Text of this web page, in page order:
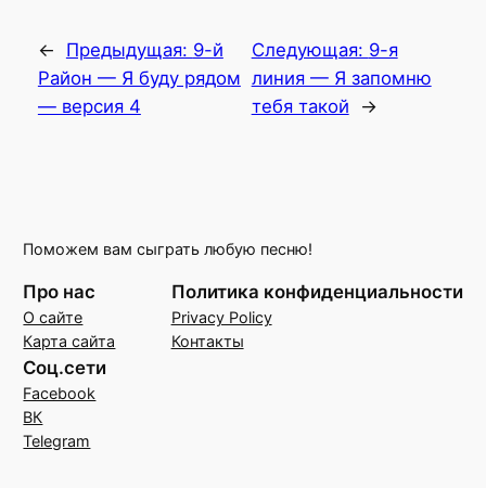
← Предыдущая: 9-й
Район — Я буду рядом
— версия 4
Следующая: 9-я
линия — Я запомню
тебя такой
→
Поможем вам сыграть любую песню!
Про нас
О сайте
Карта сайта
Политика конфиденциальности
Privacy Policy
Контакты
Соц.сети
Facebook
ВК
Telegram